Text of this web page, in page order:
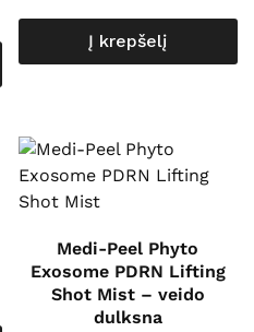
Į krepšelį
Medi-Peel Phyto
Exosome PDRN Lifting
Shot Mist – veido
dulksna